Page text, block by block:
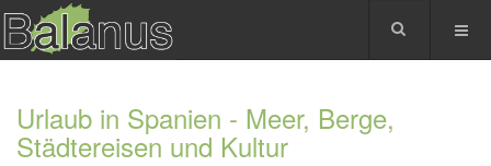
Urlaub in Spanien - Meer, Berge,
Städtereisen und Kultur